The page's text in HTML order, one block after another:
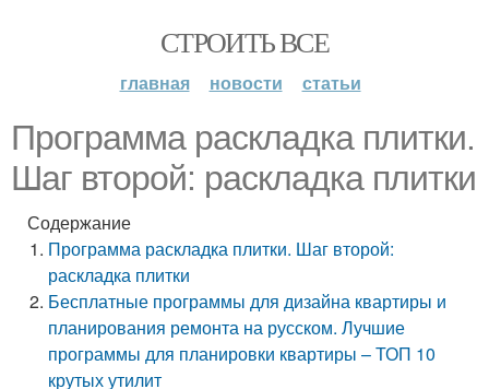
СТРОИТЬ ВСЕ
главная новости статьи
Программа раскладка плитки.
Шаг второй: раскладка плитки
Содержание
Программа раскладка плитки. Шаг второй:
раскладка плитки
Бесплатные программы для дизайна квартиры и
планирования ремонта на русском. Лучшие
программы для планировки квартиры – ТОП 10
крутых утилит